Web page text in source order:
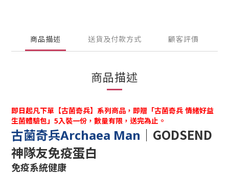
商品描述 送貨及付款方式 顧客評價
商品描述
即日起凡下單【古菌奇兵】系列商品，即贈「古菌奇兵 情緒好益
生菌體驗包」5入裝一份，數量有限，送完為止。
古菌奇兵Archaea Man ｜ GODSEND
神隊友免疫蛋白
免疫系統健康